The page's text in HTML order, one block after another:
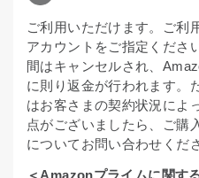
ご利用いただけます。ご利
アカウントをご指定くださ
間はキャンセルされ、
に則り返金が行われます。
はお客さまの契約状況によ
点がございましたら、ご購
についてお問い合わせくだ
＜ Amazonプライムに関す